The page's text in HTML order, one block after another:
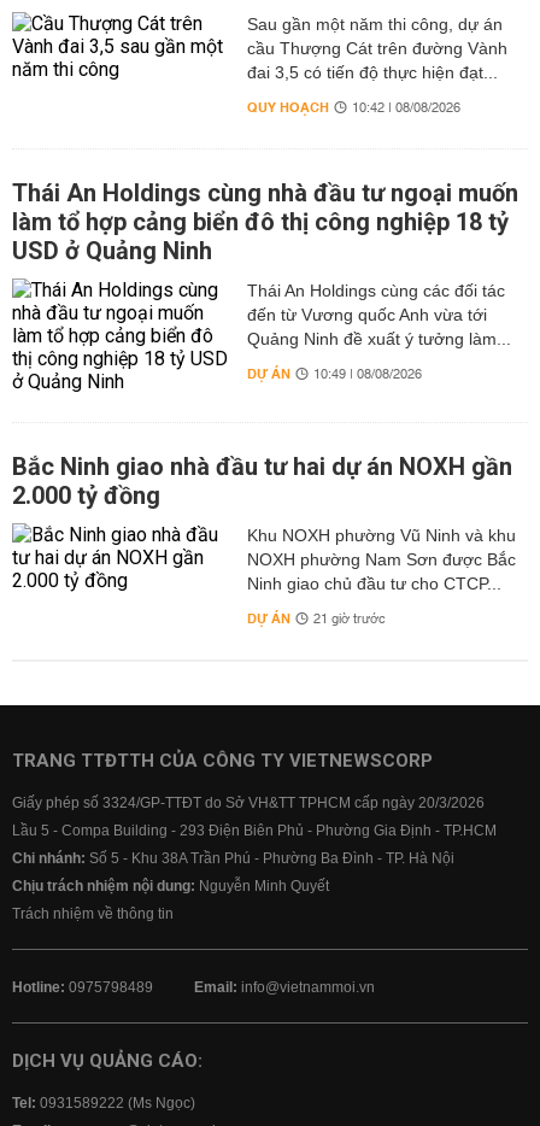
Sau gần một năm thi công, dự án
cầu Thượng Cát trên đường Vành
đai 3,5 có tiến độ thực hiện đạt...
QUY HOẠCH 10:42 | 08/08/2026
Thái An Holdings cùng nhà đầu tư ngoại muốn
làm tổ hợp cảng biển đô thị công nghiệp 18 tỷ
USD ở Quảng Ninh
Thái An Holdings cùng các đối tác
đến từ Vương quốc Anh vừa tới
Quảng Ninh đề xuất ý tưởng làm...
DỰ ÁN 10:49 | 08/08/2026
Bắc Ninh giao nhà đầu tư hai dự án NOXH gần
2.000 tỷ đồng
Khu NOXH phường Vũ Ninh và khu
NOXH phường Nam Sơn được Bắc
Ninh giao chủ đầu tư cho CTCP...
DỰ ÁN 21 giờ trước
TRANG TTĐTTH CỦA CÔNG TY VIETNEWSCORP
Giấy phép số 3324/GP-TTĐT do Sở VH&TT TPHCM cấp ngày 20/3/2026
Lầu 5 - Compa Building - 293 Điện Biên Phủ - Phường Gia Định - TP.HCM
Chi nhánh: Số 5 - Khu 38A Trần Phú - Phường Ba Đình - TP. Hà Nội
Chịu trách nhiệm nội dung: Nguyễn Minh Quyết
Trách nhiệm về thông tin
Hotline: 0975798489 Email: info@vietnammoi.vn
DỊCH VỤ QUẢNG CÁO:
Tel: 0931589222 (Ms Ngọc)